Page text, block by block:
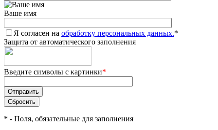
Ваше имя
Я согласен на обработку персональных данных.*
Защита от автоматического заполнения
Введите символы с картинки*
* - Поля, обязательные для заполнения